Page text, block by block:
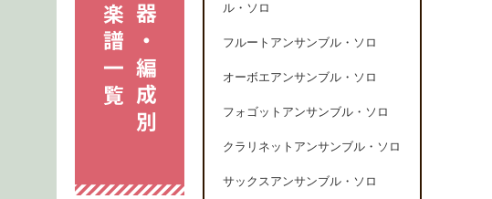
ル・ソロ
フルートアンサンブル・ソロ
オーボエアンサンブル・ソロ
フォゴットアンサンブル・ソロ
クラリネットアンサンブル・ソロ
サックスアンサンブル・ソロ